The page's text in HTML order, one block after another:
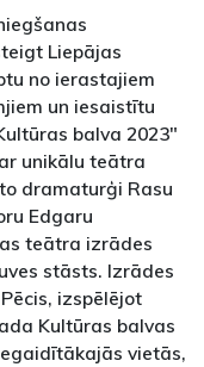
Liepājas
no ierastajiem
un iesaistītu
balva 2023"
unikālu teātra
dramaturģi Rasu
Edgaru
teātra izrādes
stāsts. Izrādes
izspēlējot
Kultūras balvas
vietās,